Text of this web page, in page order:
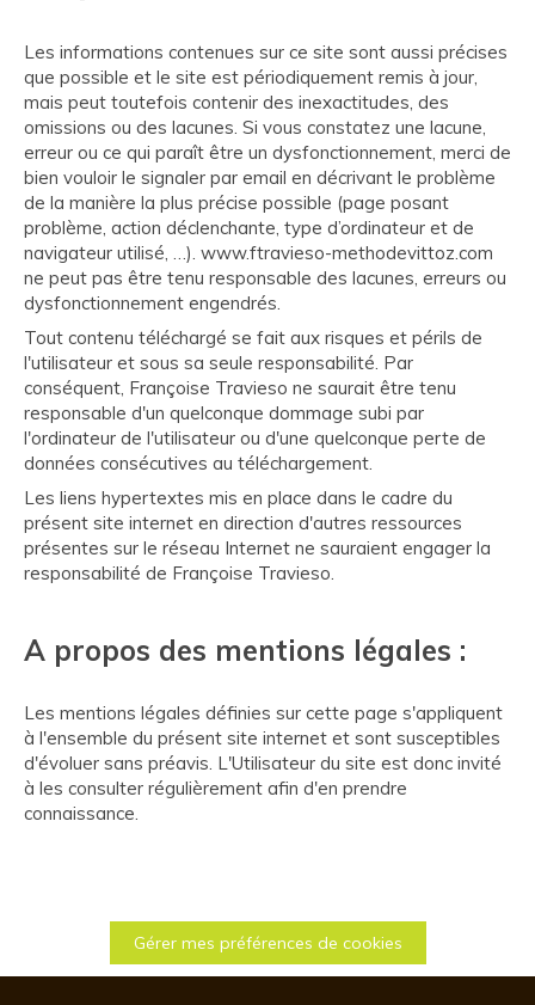
Les informations contenues sur ce site sont aussi précises
que possible et le site est périodiquement remis à jour,
mais peut toutefois contenir des inexactitudes, des
omissions ou des lacunes. Si vous constatez une lacune,
erreur ou ce qui paraît être un dysfonctionnement, merci de
bien vouloir le signaler par email en décrivant le problème
de la manière la plus précise possible (page posant
problème, action déclenchante, type d’ordinateur et de
navigateur utilisé, …). www.ftravieso-methodevittoz.com
ne peut pas être tenu responsable des lacunes, erreurs ou
dysfonctionnement engendrés.
Tout contenu téléchargé se fait aux risques et périls de
l'utilisateur et sous sa seule responsabilité. Par
conséquent, Françoise Travieso ne saurait être tenu
responsable d'un quelconque dommage subi par
l'ordinateur de l'utilisateur ou d'une quelconque perte de
données consécutives au téléchargement.
Les liens hypertextes mis en place dans le cadre du
présent site internet en direction d'autres ressources
présentes sur le réseau Internet ne sauraient engager la
responsabilité de Françoise Travieso.
A propos des mentions légales :
Les mentions légales définies sur cette page s'appliquent
à l'ensemble du présent site internet et sont susceptibles
d'évoluer sans préavis. L'Utilisateur du site est donc invité
à les consulter régulièrement afin d'en prendre
connaissance.
Gérer mes préférences de cookies